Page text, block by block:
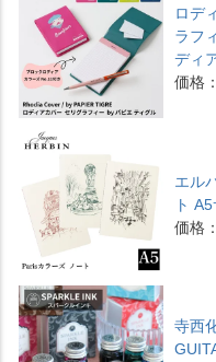
ロデ
ラフ
ディ
価格
エル
ト
価格
寺西